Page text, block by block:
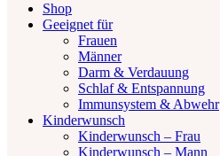
Shop
Geeignet für
Frauen
Männer
Darm & Verdauung
Schlaf & Entspannung
Immunsystem & Abwehr
Kinderwunsch
Kinderwunsch – Frau
Kinderwunsch – Mann